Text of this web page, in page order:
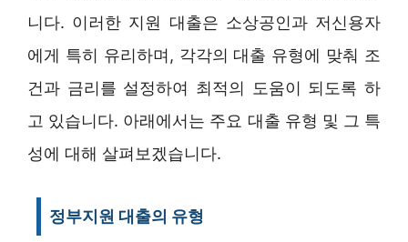
니다. 이러한 지원 대출은 소상공인과 저신용자
에게 특히 유리하며, 각각의 대출 유형에 맞춰 조
건과 금리를 설정하여 최적의 도움이 되도록 하
고 있습니다. 아래에서는 주요 대출 유형 및 그 특
성에 대해 살펴보겠습니다.
정부지원 대출의 유형